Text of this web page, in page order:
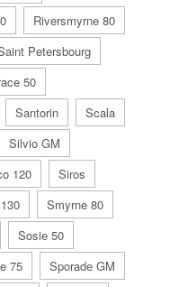
Riversmyrne 80
Petersbourg
50
Santorin
Scala
Silvio GM
120
Siros
Smyrne 80
Sosie 50
75
Sporade GM